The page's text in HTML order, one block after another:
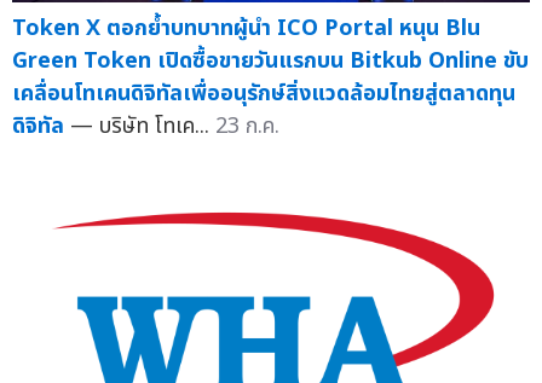
Token X ตอกย้ำบทบาทผู้นำ ICO Portal หนุน Blu
Green Token เปิดซื้อขายวันแรกบน Bitkub Online ขับ
เคลื่อนโทเคนดิจิทัลเพื่ออนุรักษ์สิ่งแวดล้อมไทยสู่ตลาดทุน
ดิจิทัล — บริษัท โทเค... 23 ก.ค.